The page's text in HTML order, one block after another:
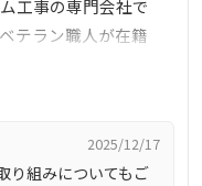
工事の専門会社で
テラン職人が在籍
。訪問診断や見積も
れており、施工の品
2025/12/17
り組みについてもご